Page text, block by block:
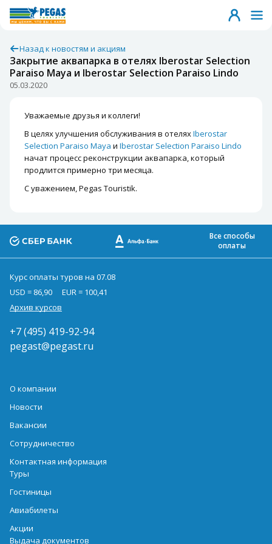
Назад к новостям и акциям
Закрытие аквапарка в отелях Iberostar Selection
Paraiso Maya и Iberostar Selection Paraiso Lindo
05.03.2020
Уважаемые друзья и коллеги!
В целях улучшения обслуживания в отеляхIberostar
Selection Paraiso Maya и Iberostar Selection Paraiso Lindo
начат процесс реконструкции аквапарка, который
продлится примерно три месяца.
С уважением, Pegas Touristik.
Все способы
оплаты
Курс оплаты туров на 07.08
USD = 86,90
EUR = 100,41
Архив курсов
+7 (495) 419-92-94
pegast@pegast.ru
О компании
Новости
Вакансии
Сотрудничество
Контактная информация
Туры
Гостиницы
Авиабилеты
Акции
Выдача документов